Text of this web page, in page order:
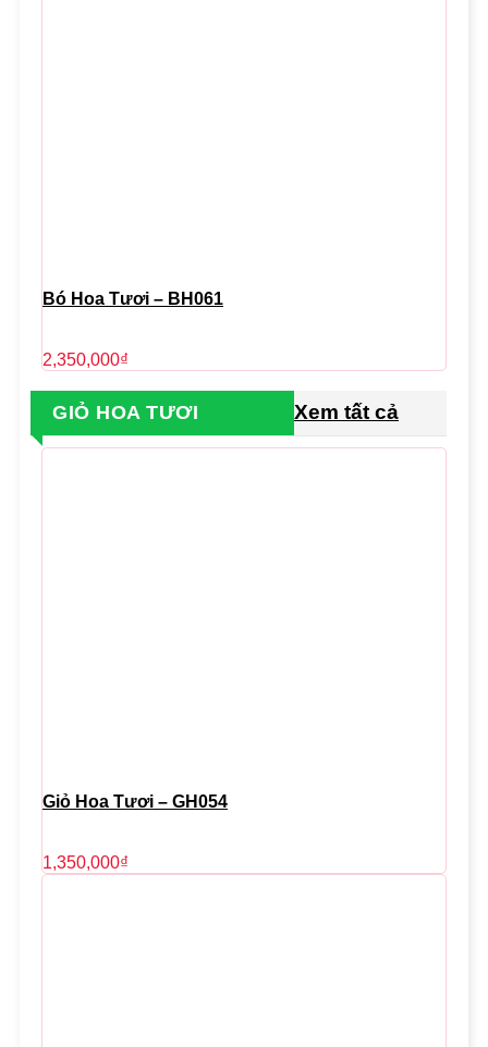
Bó Hoa Tươi – BH061
2,350,000₫
GIỎ HOA TƯƠI Xem tất cả
Giỏ Hoa Tươi – GH054
1,350,000₫